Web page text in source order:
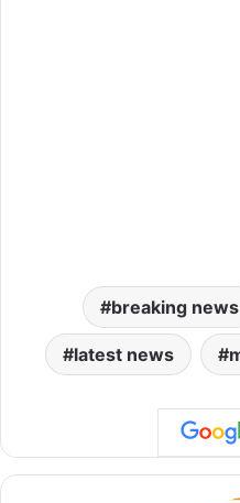
breaking news
latest news